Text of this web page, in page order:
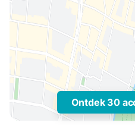
Ontdek 30